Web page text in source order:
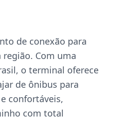
de conexão para
Com uma
o terminal oferece
de ônibus para
confortáveis,
com total